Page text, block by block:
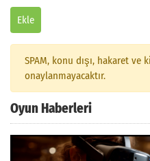
Arama
Ekle
SPAM, konu dışı, hakaret ve
onaylanmayacaktır.
Oyun Haberleri